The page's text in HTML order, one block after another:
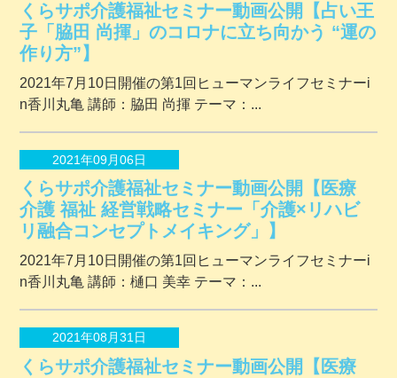
くらサポ介護福祉セミナー動画公開【占い王
子「脇田 尚揮」のコロナに立ち向かう “運の
作り方”】
2021年7月10日開催の第1回ヒューマンライフセミナーi
n香川丸亀 講師：脇田 尚揮 テーマ：...
2021年09月06日
くらサポ介護福祉セミナー動画公開【医療
介護 福祉 経営戦略セミナー「介護×リハビ
リ融合コンセプトメイキング」】
2021年7月10日開催の第1回ヒューマンライフセミナーi
n香川丸亀 講師：樋口 美幸 テーマ：...
2021年08月31日
くらサポ介護福祉セミナー動画公開【医療